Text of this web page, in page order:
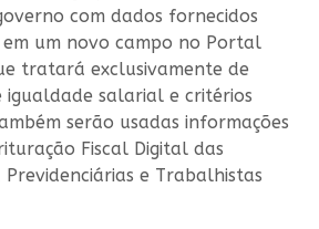
com dados fornecidos
um novo campo no Portal
tratará exclusivamente de
igualdade salarial e critérios
serão usadas informações
Fiscal Digital das
Previdenciárias e Trabalhistas